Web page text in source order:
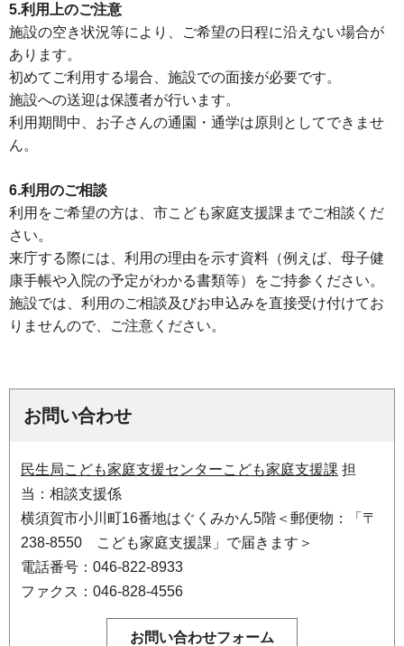
5.利用上のご注意
施設の空き状況等により、ご希望の日程に沿えない場合が
あります。
初めてご利用する場合、施設での面接が必要です。
施設への送迎は保護者が行います。
利用期間中、お子さんの通園・通学は原則としてできませ
ん。
6.利用のご相談
利用をご希望の方は、市こども家庭支援課までご相談くだ
さい。
来庁する際には、利用の理由を示す資料（例えば、母子健
康手帳や入院の予定がわかる書類等）をご持参ください。
施設では、利用のご相談及びお申込みを直接受け付けてお
りませんので、ご注意ください。
お問い合わせ
民生局こども家庭支援センターこども家庭支援課 担
当：相談支援係
横須賀市小川町16番地はぐくみかん5階＜郵便物：「〒
238-8550 こども家庭支援課」で届きます＞
電話番号：046-822-8933
ファクス：046-828-4556